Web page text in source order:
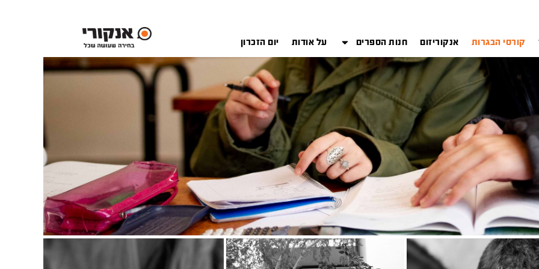
קורסי הבגרות אנקוריזום חנות הספרים על אודות יום הזכרון